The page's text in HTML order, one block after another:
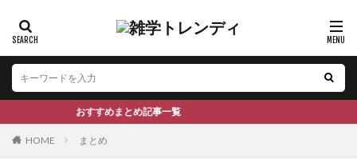
おすすめまとめ記事一覧
HOME まとめ